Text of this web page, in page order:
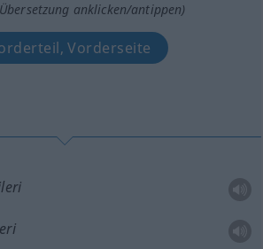
anklicken/antippen)
Vorderseite